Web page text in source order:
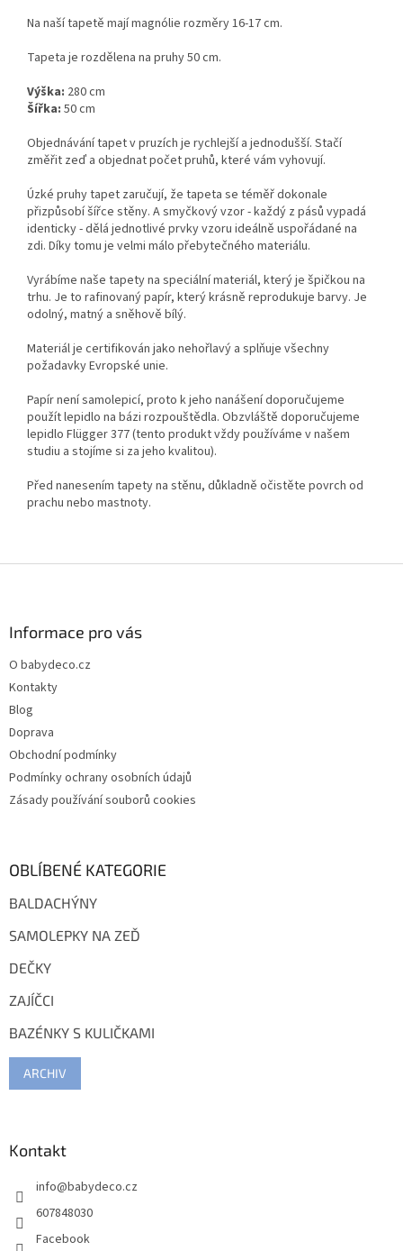
Na naší tapetě mají magnólie rozměry 16-17 cm.
Tapeta je rozdělena na pruhy 50 cm.
Výška: 280 cm
Šířka: 50 cm
Objednávání tapet v pruzích je rychlejší a jednodušší. Stačí
změřit zeď a objednat počet pruhů, které vám vyhovují.
Úzké pruhy tapet zaručují, že tapeta se téměř dokonale
přizpůsobí šířce stěny. A smyčkový vzor - každý z pásů vypadá
identicky - dělá jednotlivé prvky vzoru ideálně uspořádané na
zdi. Díky tomu je velmi málo přebytečného materiálu.
Vyrábíme naše tapety na speciální materiál, který je špičkou na
trhu. Je to rafinovaný papír, který krásně reprodukuje barvy. Je
odolný, matný a sněhově bílý.
Materiál je certifikován jako nehořlavý a splňuje všechny
požadavky Evropské unie.
Papír není samolepicí, proto k jeho nanášení doporučujeme
použít lepidlo na bázi rozpouštědla. Obzvláště doporučujeme
lepidlo Flügger 377 (tento produkt vždy používáme v našem
studiu a stojíme si za jeho kvalitou).
Před nanesením tapety na stěnu, důkladně očistěte povrch od
prachu nebo mastnoty.
Informace pro vás
O babydeco.cz
Kontakty
Blog
Doprava
Obchodní podmínky
Podmínky ochrany osobních údajů
Zásady používání souborů cookies
OBLÍBENÉ KATEGORIE
BALDACHÝNY
SAMOLEPKY NA ZEĎ
DEČKY
ZAJÍČCI
BAZÉNKY S KULIČKAMI
ARCHIV
Kontakt
info@babydeco.cz
607848030
Facebook